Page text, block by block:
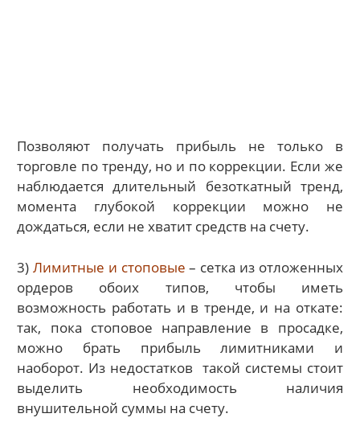
Позволяют получать прибыль не только в
торговле по тренду, но и по коррекции. Если же
наблюдается длительный безоткатный тренд,
момента глубокой коррекции можно не
дождаться, если не хватит средств на счету.
3)Лимитные и стоповые – сетка из отложенных
ордеров обоих типов, чтобы иметь
возможность работать и в тренде, и на откате:
так, пока стоповое направление в просадке,
можно брать прибыль лимитниками и
наоборот. Из недостатков такой системы стоит
выделить необходимость наличия
внушительной суммы на счету.